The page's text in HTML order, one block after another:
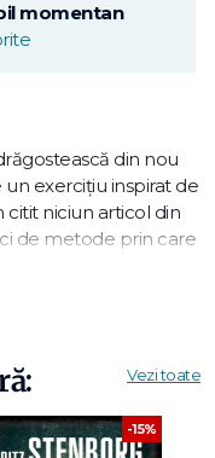
momentan
din nou
un exerciţiu inspirat de
citit niciun articol din
de metode prin care
nou de mine pentru
să-l doară!"
de când erau
visurile ei pentru ca
Vezi toate
-15%